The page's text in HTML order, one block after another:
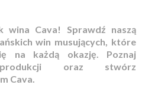
wina Cava! Sprawdź naszą
win musujących, które
na każdą okazję. Poznaj
oraz stwórz
Cava.